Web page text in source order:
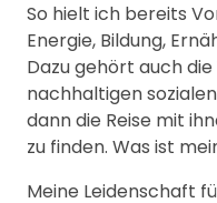
So hielt ich bereits
Energie, Bildung,
Dazu gehört auch
nachhaltigen
dann die Reise mit
zu finden. Was ist
Meine Leidenschaft